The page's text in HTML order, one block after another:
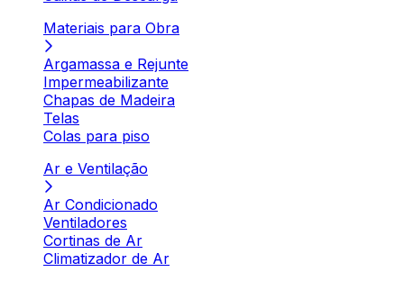
Materiais para Obra
Argamassa e Rejunte
Impermeabilizante
Chapas de Madeira
Telas
Colas para piso
Ar e Ventilação
Ar Condicionado
Ventiladores
Cortinas de Ar
Climatizador de Ar